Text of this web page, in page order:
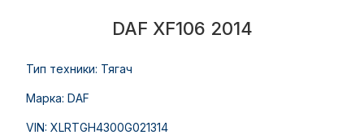
DAF XF106 2014
Тип техники: Тягач
Марка: DAF
VIN: XLRTGH4300G021314